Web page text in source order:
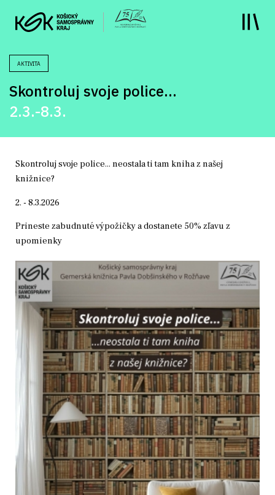
AKTIVITA
Skontroluj svoje police...
2.3.-8.3.
Skontroluj svoje police... neostala ti tam kniha z našej
knižnice?
2. - 8.3.2026
Prineste zabudnuté výpožičky a dostanete 50% zľavu z
upomienky